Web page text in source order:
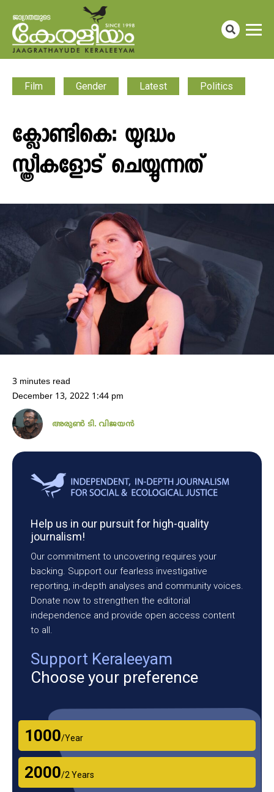
Film Gender Latest Politics
ക്ലോണ്ടികെ: യുദ്ധം
സ്ത്രീകളോട് ചെയ്യുന്നത്
3 minutes read
December 13, 2022 1:44 pm
അരുണ്‍ ടി. വിജയന്‍
Help us in our pursuit for high-quality
journalism!
Our commitment to uncovering requires your
backing. Support our fearless investigative
reporting, in-depth analyses and community voices.
Donate now to strengthen the editorial
independence and provide open access content
to all.
Support Keraleeyam
Choose your preference
₹1000/Year
₹2000/2 Years